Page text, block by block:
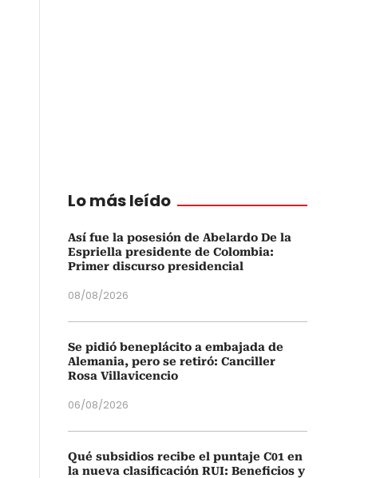
Lo más leído
Así fue la posesión de Abelardo De la
Espriella presidente de Colombia:
Primer discurso presidencial
08/08/2026
Se pidió beneplácito a embajada de
Alemania, pero se retiró: Canciller
Rosa Villavicencio
06/08/2026
Qué subsidios recibe el puntaje C01 en
la nueva clasificación RUI: Beneficios y